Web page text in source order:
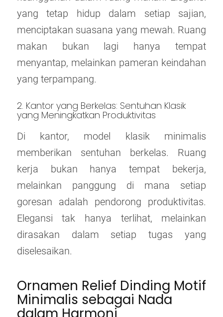
yang tetap hidup dalam setiap sajian,
menciptakan suasana yang mewah. Ruang
makan bukan lagi hanya tempat
menyantap, melainkan pameran keindahan
yang terpampang.
2. Kantor yang Berkelas: Sentuhan Klasik
yang Meningkatkan Produktivitas
Di kantor, model klasik minimalis
memberikan sentuhan berkelas. Ruang
kerja bukan hanya tempat bekerja,
melainkan panggung di mana setiap
goresan adalah pendorong produktivitas.
Elegansi tak hanya terlihat, melainkan
dirasakan dalam setiap tugas yang
diselesaikan.
Ornamen Relief Dinding Motif
Minimalis sebagai Nada